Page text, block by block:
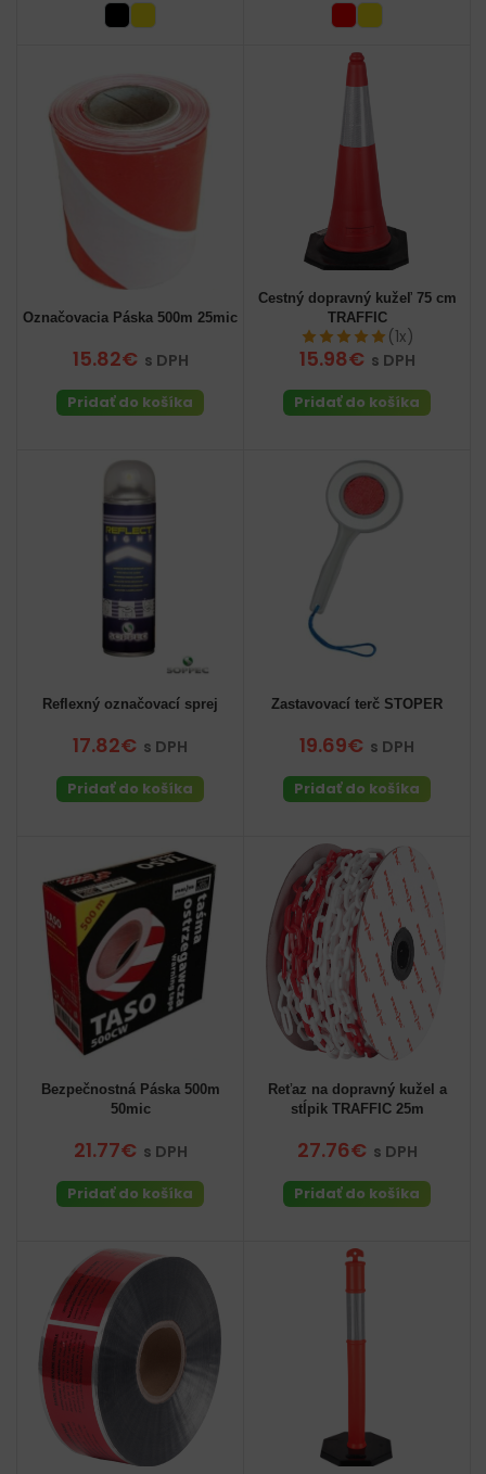
Označovacia Páska 500m 25mic
15.82€ s DPH
Pridať do košíka
Cestný dopravný kužeľ 75 cm
TRAFFIC
(1x)
15.98€ s DPH
Pridať do košíka
Reflexný označovací sprej
17.82€ s DPH
Pridať do košíka
Zastavovací terč STOPER
19.69€ s DPH
Pridať do košíka
Bezpečnostná Páska 500m
50mic
21.77€ s DPH
Pridať do košíka
Reťaz na dopravný kužel a
stĺpik TRAFFIC 25m
27.76€ s DPH
Pridať do košíka